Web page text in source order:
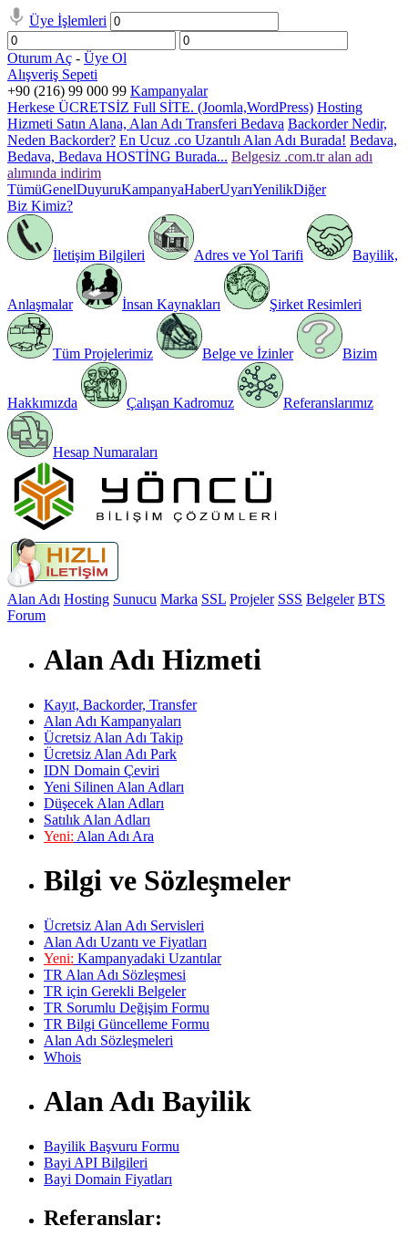
Üye İşlemleri
Oturum Aç - Üye Ol
Alışveriş Sepeti
+90 (216) 99 000 99 Kampanyalar
Herkese ÜCRETSİZ Full SİTE. (Joomla,WordPress) Hosting
Hizmeti Satın Alana, Alan Adı Transferi Bedava Backorder Nedir,
Neden Backorder? En Ucuz .co Uzantılı Alan Adı Burada! Bedava,
Bedava, Bedava HOSTİNG Burada... Belgesiz .com.tr alan adı
alımında indirim
TümüGenelDuyuruKampanyaHaberUyarıYenilikDiğer
Biz Kimiz?
İletişim Bilgileri Adres ve Yol Tarifi Bayilik,
Anlaşmalar İnsan Kaynakları Şirket Resimleri
Tüm Projelerimiz Belge ve İzinler Bizim
Hakkımızda Çalışan Kadromuz Referanslarımız
Hesap Numaraları
Alan Adı Hosting Sunucu Marka SSL Projeler SSS Belgeler BTS
Forum
Alan Adı Hizmeti
Kayıt, Backorder, Transfer
Alan Adı Kampanyaları
Ücretsiz Alan Adı Takip
Ücretsiz Alan Adı Park
IDN Domain Çeviri
Yeni Silinen Alan Adları
Düşecek Alan Adları
Satılık Alan Adları
Yeni: Alan Adı Ara
Bilgi ve Sözleşmeler
Ücretsiz Alan Adı Servisleri
Alan Adı Uzantı ve Fiyatları
Yeni: Kampanyadaki Uzantılar
TR Alan Adı Sözleşmesi
TR için Gerekli Belgeler
TR Sorumlu Değişim Formu
TR Bilgi Güncelleme Formu
Alan Adı Sözleşmeleri
Whois
Alan Adı Bayilik
Bayilik Başvuru Formu
Bayi API Bilgileri
Bayi Domain Fiyatları
Referanslar: